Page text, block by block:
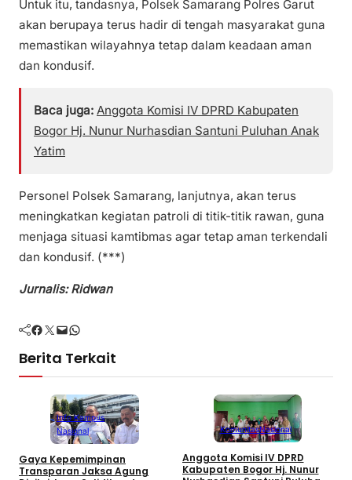
Untuk itu, tandasnya, Polsek Samarang Polres Garut
akan berupaya terus hadir di tengah masyarakat guna
memastikan wilayahnya tetap dalam keadaan aman
dan kondusif.
Baca juga: Anggota Komisi IV DPRD Kabupaten
Bogor Hj. Nunur Nurhasdian Santuni Puluhan Anak
Yatim
Personel Polsek Samarang, lanjutnya, akan terus
meningkatkan kegiatan patroli di titik-titik rawan, guna
menjaga situasi kamtibmas agar tetap aman terkendali
dan kondusif. (***)
Jurnalis: Ridwan
Facebook Twitter Mail WhatsApp
Berita Terkait
Info Kampus
Nasional
Gaya Kepemimpinan
Transparan Jaksa Agung
KomunitasNasional
Anggota Komisi IV DPRD
Kabupaten Bogor Hj. Nunur